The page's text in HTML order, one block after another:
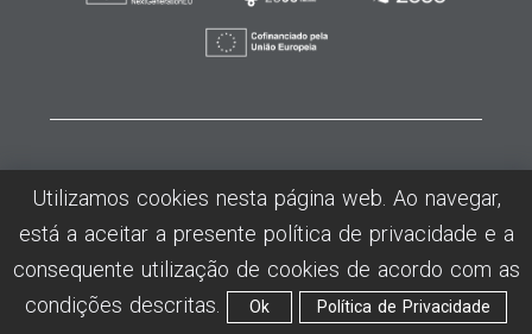
©2026 - Centro de Formação Profissional da Insdustria Téxtil,
Vestuário, Confecção e Lanifícios - Todos os direitos reservados -
Desenvolvido por Humansoft
Utilizamos cookies nesta página web. Ao navegar,
está a aceitar a presente política de privacidade e a
consequente utilização de cookies de acordo com as
condições descritas.
Ok Política de Privacidade